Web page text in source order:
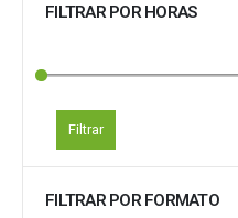
FILTRAR POR HORAS
Filtrar
FILTRAR POR FORMATO